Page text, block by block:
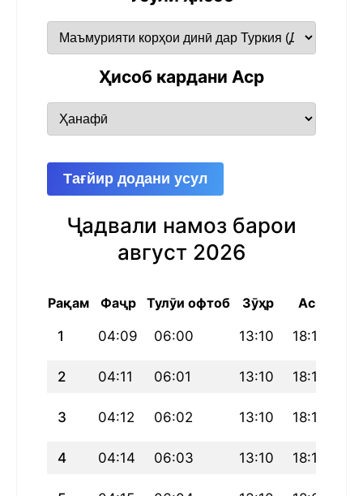
Ҳисоб кардани Аср
Тағйир додани усул
Ҷадвали намоз барои
август 2026
Рақам Фаҷр Тулӯи офтоб Зӯҳр Аср
1 04:09 06:00 13:10 18:12
2 04:11 06:01 13:10 18:11
3 04:12 06:02 13:10 18:11
4 04:14 06:03 13:10 18:10